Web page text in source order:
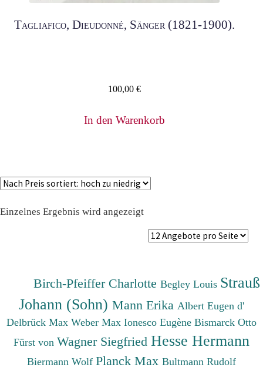
Tagliafico, Dieudonné, Sänger (1821-1900).
100,00 €
In den Warenkorb
Einzelnes Ergebnis wird angezeigt
Birch-Pfeiffer CharlotteBegley Louis Strauß
Johann (Sohn) Mann Erika Albert Eugen d'
Delbrück Max Weber Max Ionesco Eugène Bismarck Otto
Fürst von Wagner Siegfried Hesse Hermann
Biermann Wolf Planck Max Bultmann Rudolf